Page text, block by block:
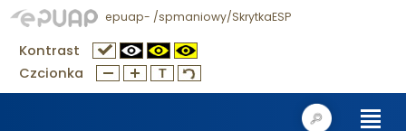
epuap- /spmaniowy/SkrytkaESP
Kontrast
Czcionka